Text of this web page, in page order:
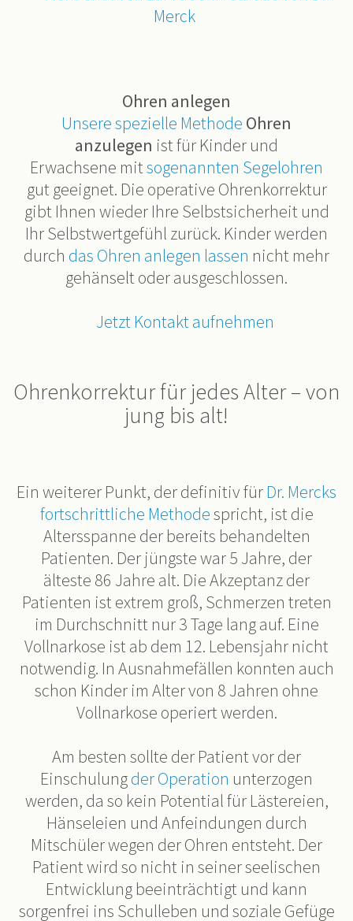
Merck
Ohren anlegen
Unsere spezielle Methode Ohren
anzulegen ist für Kinder und
Erwachsene mitsogenannten Segelohren
gut geeignet. Die operative Ohrenkorrektur
gibt Ihnen wieder Ihre Selbstsicherheit und
Ihr Selbstwertgefühl zurück. Kinder werden
durch das Ohren anlegen lassen nicht mehr
gehänselt oder ausgeschlossen.
Jetzt Kontakt aufnehmen
Ohrenkorrektur für jedes Alter – von
jung bis alt!
Ein weiterer Punkt, der definitiv für Dr. Mercks
fortschrittliche Methodespricht, ist die
Altersspanne der bereits behandelten
Patienten. Der jüngste war 5 Jahre, der
älteste 86 Jahre alt. Die Akzeptanz der
Patienten ist extrem groß, Schmerzen treten
im Durchschnitt nur 3 Tage lang auf. Eine
Vollnarkose ist ab dem 12. Lebensjahr nicht
notwendig. In Ausnahmefällen konnten auch
schon Kinder im Alter von 8 Jahren ohne
Vollnarkose operiert werden.
Am besten sollte der Patient vor der
Einschulungder Operation unterzogen
werden, da so kein Potential für Lästereien,
Hänseleien und Anfeindungen durch
Mitschüler wegen der Ohren entsteht. Der
Patient wird so nicht in seiner seelischen
Entwicklung beeinträchtigt und kann
sorgenfrei ins Schulleben und soziale Gefüge